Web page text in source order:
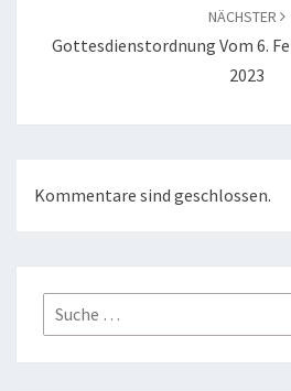
NÄCHSTER
Gottesdienstordnung Vom 6.
2023
Kommentare sind geschlossen.
Suche
nach: